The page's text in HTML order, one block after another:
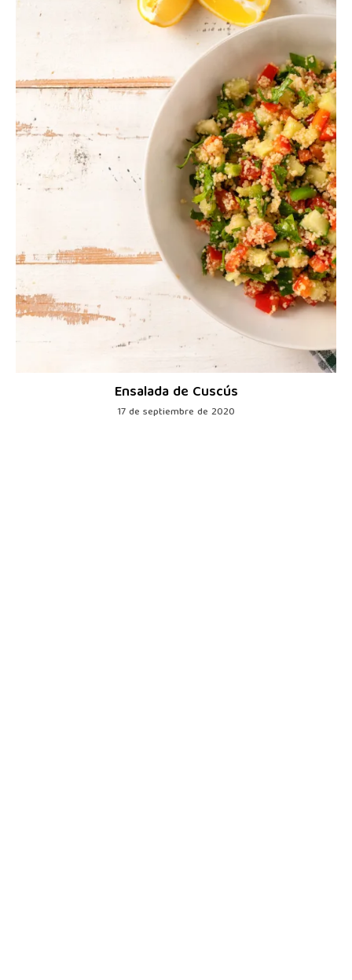
Ensalada de Cuscús
17 de septiembre de 2020